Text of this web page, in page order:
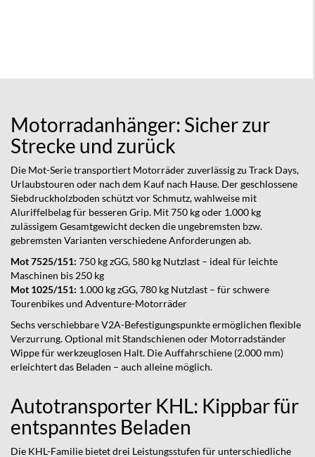
Motorradanhänger: Sicher zur
Strecke und zurück
Die Mot-Serie transportiert Motorräder zuverlässig zu Track Days,
Urlaubstouren oder nach dem Kauf nach Hause. Der geschlossene
Siebdruckholzboden schützt vor Schmutz, wahlweise mit
Aluriffelbelag für besseren Grip. Mit 750 kg oder 1.000 kg
zulässigem Gesamtgewicht decken die ungebremsten bzw.
gebremsten Varianten verschiedene Anforderungen ab.
Mot 7525/151: 750 kg zGG, 580 kg Nutzlast – ideal für leichte
Maschinen bis 250 kg
Mot 1025/151: 1.000 kg zGG, 780 kg Nutzlast – für schwere
Tourenbikes und Adventure-Motorräder
Sechs verschiebbare V2A-Befestigungspunkte ermöglichen flexible
Verzurrung. Optional mit Standschienen oder Motorradständer
Wippe für werkzeuglosen Halt. Die Auffahrschiene (2.000 mm)
erleichtert das Beladen – auch alleine möglich.
Autotransporter KHL: Kippbar für
entspanntes Beladen
Die KHL-Familie bietet drei Leistungsstufen für unterschiedliche